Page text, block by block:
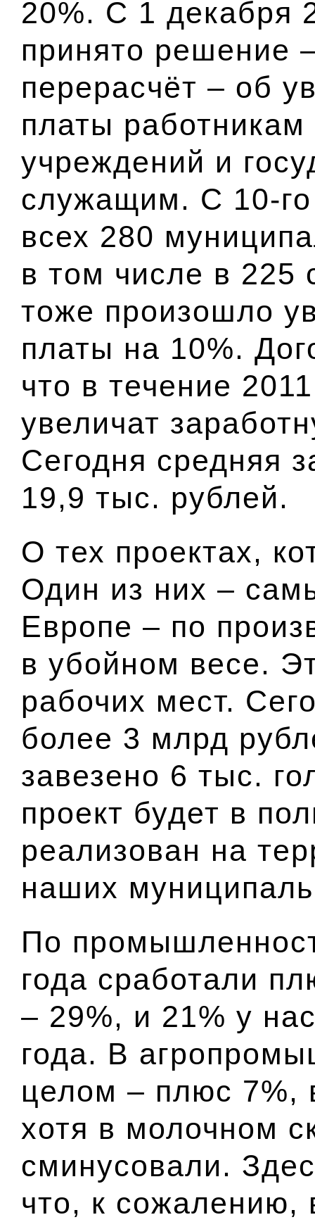
20%. С 1 декабря
принято решение
перерасчёт – об
платы
учреждений и
служащим. С 10-го
всех 280
в том числе в 225
тоже произошло
платы на 10%.
что в течение
увеличат
Сегодня средняя
19,9 тыс. рублей.
О тех проектах,
Один из них –
Европе – по
в убойном весе.
рабочих мест.
более 3 млрд
завезено 6 тыс.
проект будет в
реализован на
наших
По
года сработали
– 29%, и 21% у
года. В
целом – плюс 7%,
хотя в молочном
сминусовали.
что, к сожалению,